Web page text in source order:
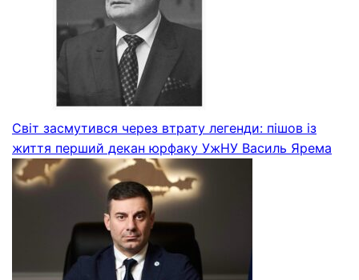
Світ засмутився через втрату легенди: пішов із
життя перший декан юрфаку УжНУ Василь Ярема